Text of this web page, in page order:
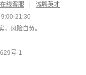
在线客服
诚聘英才
21:30
风险自负。
号-1